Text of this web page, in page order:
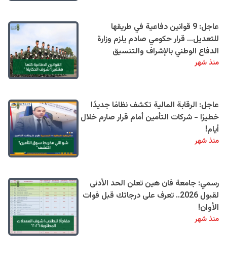
عاجل: 9 قوانين دفاعية في طريقها
للتعديل… قرار حكومي صادم يلزم وزارة
الدفاع الوطني بالإشراف والتنسيق
منذ شهر
عاجل: الرقابة المالية تكشف نظامًا جديدًا
خطيرًا - شركات التأمين أمام قرار صارم خلال
أيام!
منذ شهر
رسمي: جامعة فان هين تعلن الحد الأدنى
لقبول 2026.. تعرف على درجاتك قبل فوات
الأوان!
منذ شهر